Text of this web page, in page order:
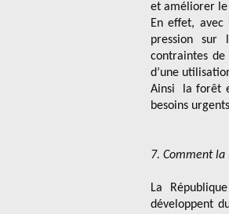
et améliorer le
En effet, avec
pression sur
contraintes
d’une
Ainsi la forêt
besoins
7. Comment
La
développent